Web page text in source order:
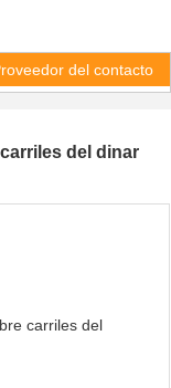
del contacto
del dinar